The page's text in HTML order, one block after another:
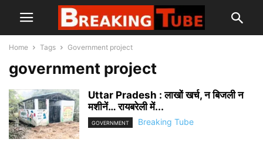
Home Tags Government project
government project
Uttar Pradesh : लाखों खर्च, न बिजली न
मशीनें… रायबरेली में...
GOVERNMENT Breaking Tube